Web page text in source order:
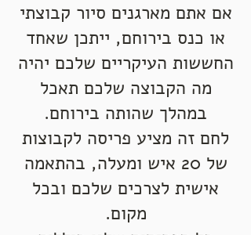
אם אתם מארגנים סיור קבוצתי
או כנס בירוחם, ייתכן שאחד
החששות העיקריים שלכם יהיה
מה הקבוצה שלכם תאכל
במהלך שהותה בירוחם.
לחם זה מציע פריסה לקבוצות
של 20 איש ומעלה, בהתאמה
אישית לצרכים שלכם ובכל
מקום.